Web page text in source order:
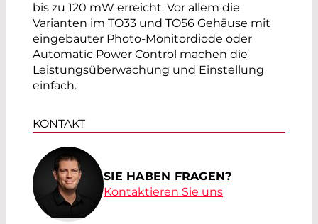
bis zu 120 mW erreicht. Vor allem die
Varianten im TO33 und TO56 Gehäuse mit
eingebauter Photo-Monitordiode oder
Automatic Power Control machen die
Leistungsüberwachung und Einstellung
einfach.
KONTAKT
SIE HABEN FRAGEN?
Kontaktieren Sie uns